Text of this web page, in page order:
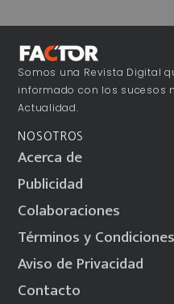
Somos una Revista Digital
informado con los sucesos
Actualidad.
NOSOTROS
Acerca de
Publicidad
Colaboraciones
Términos y Condiciones
Aviso de Privacidad
Contacto